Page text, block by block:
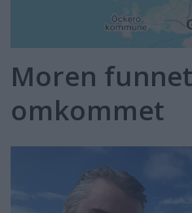
Moren funnet
omkommet